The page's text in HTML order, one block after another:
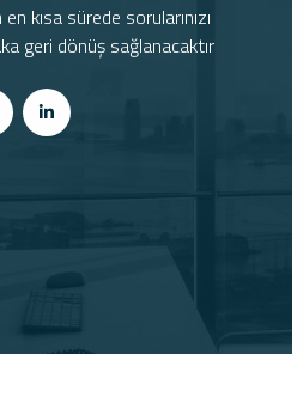
kısa sürede sorularınızı
geri dönüş sağlanacaktır